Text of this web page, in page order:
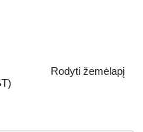
Rodyti žemėlapį